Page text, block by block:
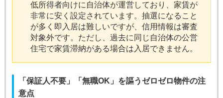
低所得者向けに自治体が運営しており、家賃が
非常に安く設定されています。抽選になること
が多く即入居は難しいですが、信用情報は審査
対象外です。ただし、過去に同じ自治体の公営
住宅で家賃滞納がある場合は入居できません。
「保証人不要」「無職OK」を謳うゼロゼロ物件の注
意点